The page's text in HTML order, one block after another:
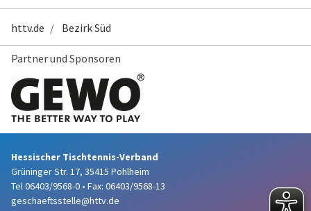
httv.de Bezirk Süd
Partner und Sponsoren
Hessischer Tischtennis-Verband
Grüninger Str. 17, 35415 Pohlheim
Tel 06403/9568-0 • Fax: 06403/9568-13
geschaeftsstelle@httv.de